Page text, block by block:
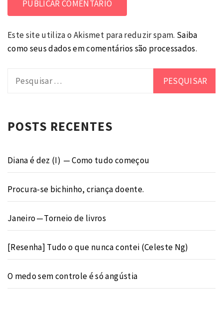
Este site utiliza o Akismet para reduzir spam. Saiba
como seus dados em comentários são processados.
POSTS RECENTES
Diana é dez (I) — Como tudo começou
Procura-se bichinho, criança doente.
Janeiro — Torneio de livros
[Resenha] Tudo o que nunca contei (Celeste Ng)
O medo sem controle é só angústia